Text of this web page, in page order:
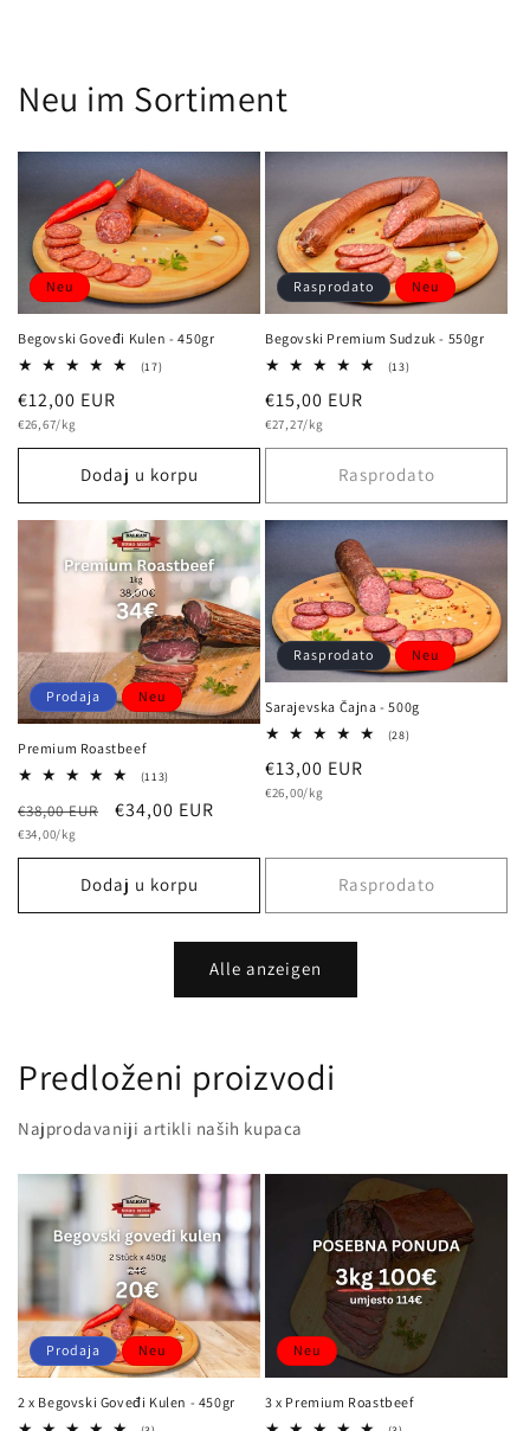
Neu im Sortiment
Neu
Begovski Goveđi Kulen - 450gr
(17)17
Normalna
cijena
€12,00 EUR
osnovna
€26,67/kg
Dodaj u korpu
Rasprodato Neu
Begovski Premium Sudzuk - 550gr
(13)13
Normalna
cijena
€15,00 EUR
osnovna
€27,27/kg
Rasprodato
Prodaja Neu
Premium Roastbeef
(113)
insgesamt
Normalna
cijena
€38,00 EUR
Prodajna
€34,00 EUR
osnovna
€34,00/kg
Dodaj u korpu
Rasprodato Neu
Sarajevska Čajna - 500g
(28)28
Normalna
cijena
€13,00 EUR
osnovna
€26,00/kg
Rasprodato
Alle anzeigen
Predloženi proizvodi
Najprodavaniji artikli naših kupaca
Prodaja Neu
2 x Begovski Goveđi Kulen - 450gr
Neu
3 x Premium Roastbeef